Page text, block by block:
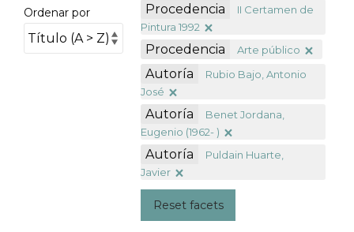
Ordenar por Procedencia
II Certamen de
Pintura 1992
Procedencia Arte público
Autoría
Rubio Bajo, Antonio
José
Autoría
Benet Jordana,
Eugenio (1962- )
Autoría
Puldain Huarte,
Javier
Reset facets